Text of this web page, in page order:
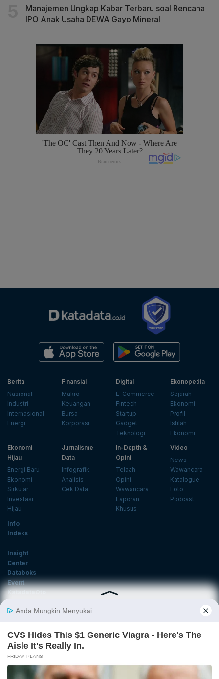
Manajemen Ungkap Kabar Terbaru soal Rencana
IPO Anak Usaha DEWA Gayo Mineral
Berita
Nasional
Industri
Internasional
Energi
Finansial
Makro
Keuangan
Bursa
Korporasi
Digital
E-Commerce
Fintech
Startup
Gadget
Teknologi
Ekonopedia
Sejarah
Ekonomi
Profil
Istilah
Ekonomi
Ekonomi
Hijau
Energi Baru
Ekonomi
Sirkular
Investasi
Hijau
Jurnalisme
Data
Infografik
Analisis
Cek Data
In-Depth &
Opini
Telaah
Opini
Wawancara
Laporan
Khusus
Video
News
Wawancara
Katalogue
Foto
Podcast
Info
Indeks
Insight
Center
Databoks
Event
KatadataOto
Email
Daftar